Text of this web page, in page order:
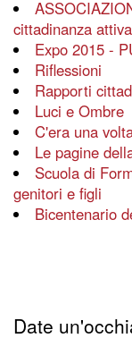
cittadinanza
Expo 2015 -
Riflessioni
Rapporti
Luci e Ombre
C'era una
Le pagine
Scuola di
genitori e figli
Bicentenario
Date